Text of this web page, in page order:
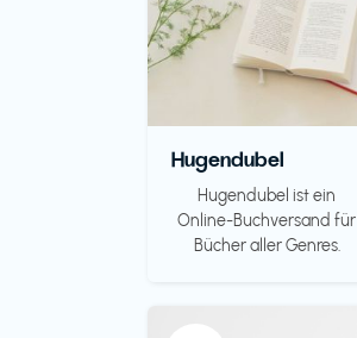
Hugendubel
Hugendubel ist ein
Online-Buchversand für
Bücher aller Genres.